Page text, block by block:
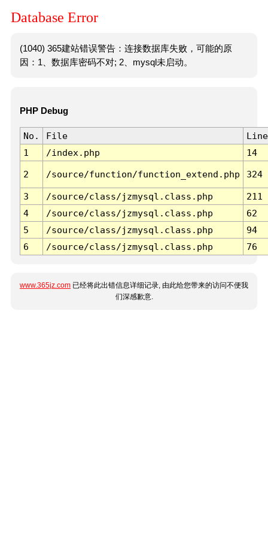
Database Error
(1040) 365建站错误警告：连接数据库失败，可能的原
因：1、数据库密码不对; 2、mysql未启动。
PHP Debug
No. File
Line
1
/index.php 14
2 /source/function/function_extend.php 324
3 /source/class/jzmysql.class.php
211
4
/source/class/jzmysql.class.php
62
5
/source/class/jzmysql.class.php
94
6
/source/class/jzmysql.class.php 76
www.365jz.com 已经将此出错信息详细记录, 由此给您带来的访问不便我
们深感歉意.